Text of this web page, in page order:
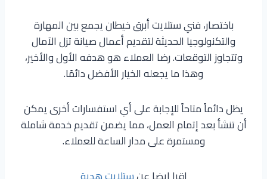
باختصار، فني ستلايت أبرق خيطان يجمع بين المهارة
والتكنولوجيا الحديثة لتقديم أعمال صيانة تزل الآمال
وتتجاوز التوقعات. رضا العملاء هو هدفه الأول والأخير،
وهذا ما يجعله الخيار الأفضل دائمًا.
يظل دائماً متاحاً للإجابة على أي استفسارات أخرى يمكن
أن تنشأ بعد إتمام العمل، مما يضمن تقديم خدمة شاملة
ومستمرة على مدار الساعة للعملاء.